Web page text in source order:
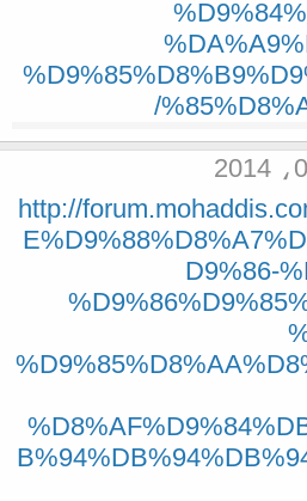
http://
D9%86-